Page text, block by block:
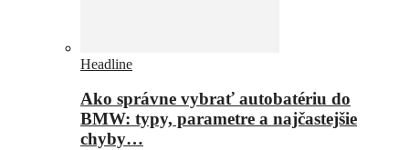
Headline
Ako správne vybrať autobatériu do
BMW: typy, parametre a najčastejšie
chyby…